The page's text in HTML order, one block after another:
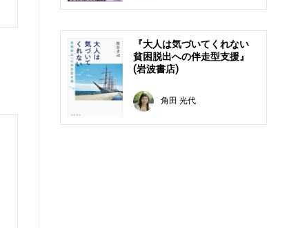
『大人は気づいてくれない
貧困脱出への伴走型支援』
(岩波書店)
角田 光代